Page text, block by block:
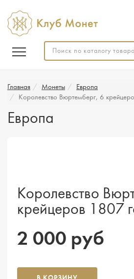
Главная Монеты
Европа
Королевство Вюртемберг, 6
Европа
Королевство
крейцеров 1807
2 000 руб